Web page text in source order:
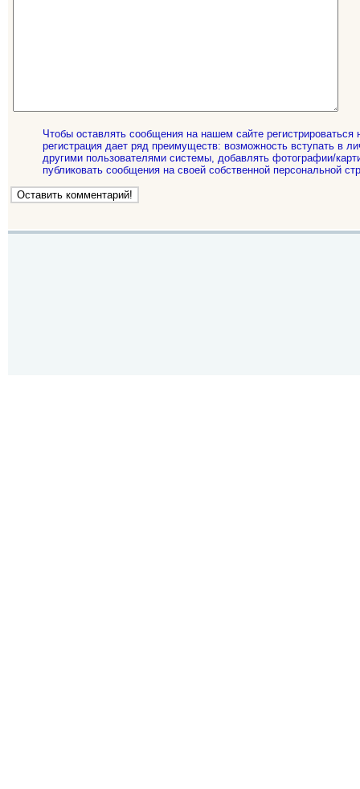
Чтобы оставлять сообщения на нашем сайте регистрироваться
регистрация дает ряд преимуществ: возможность вступать в
другими пользователями системы, добавлять фотографии/
публиковать сообщения на своей собственной персональной